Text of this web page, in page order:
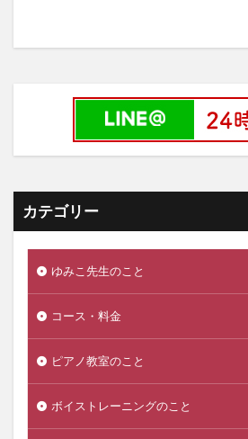
カテゴリー
ゆみこ先生のこと
コース・料金
ピアノ教室のこと
ボイストレーニングのこと